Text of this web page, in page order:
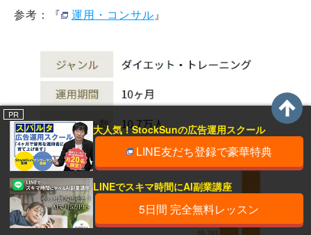
PR
大人気！StockSunの広告運用スクール
LINE友だち登録で豪華特典
LINEでスキマ時間にAI副業講座
5日間 完全無料レッスン
参考：『 運用・コンサル』